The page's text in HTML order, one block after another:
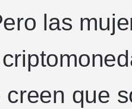
las
creen que